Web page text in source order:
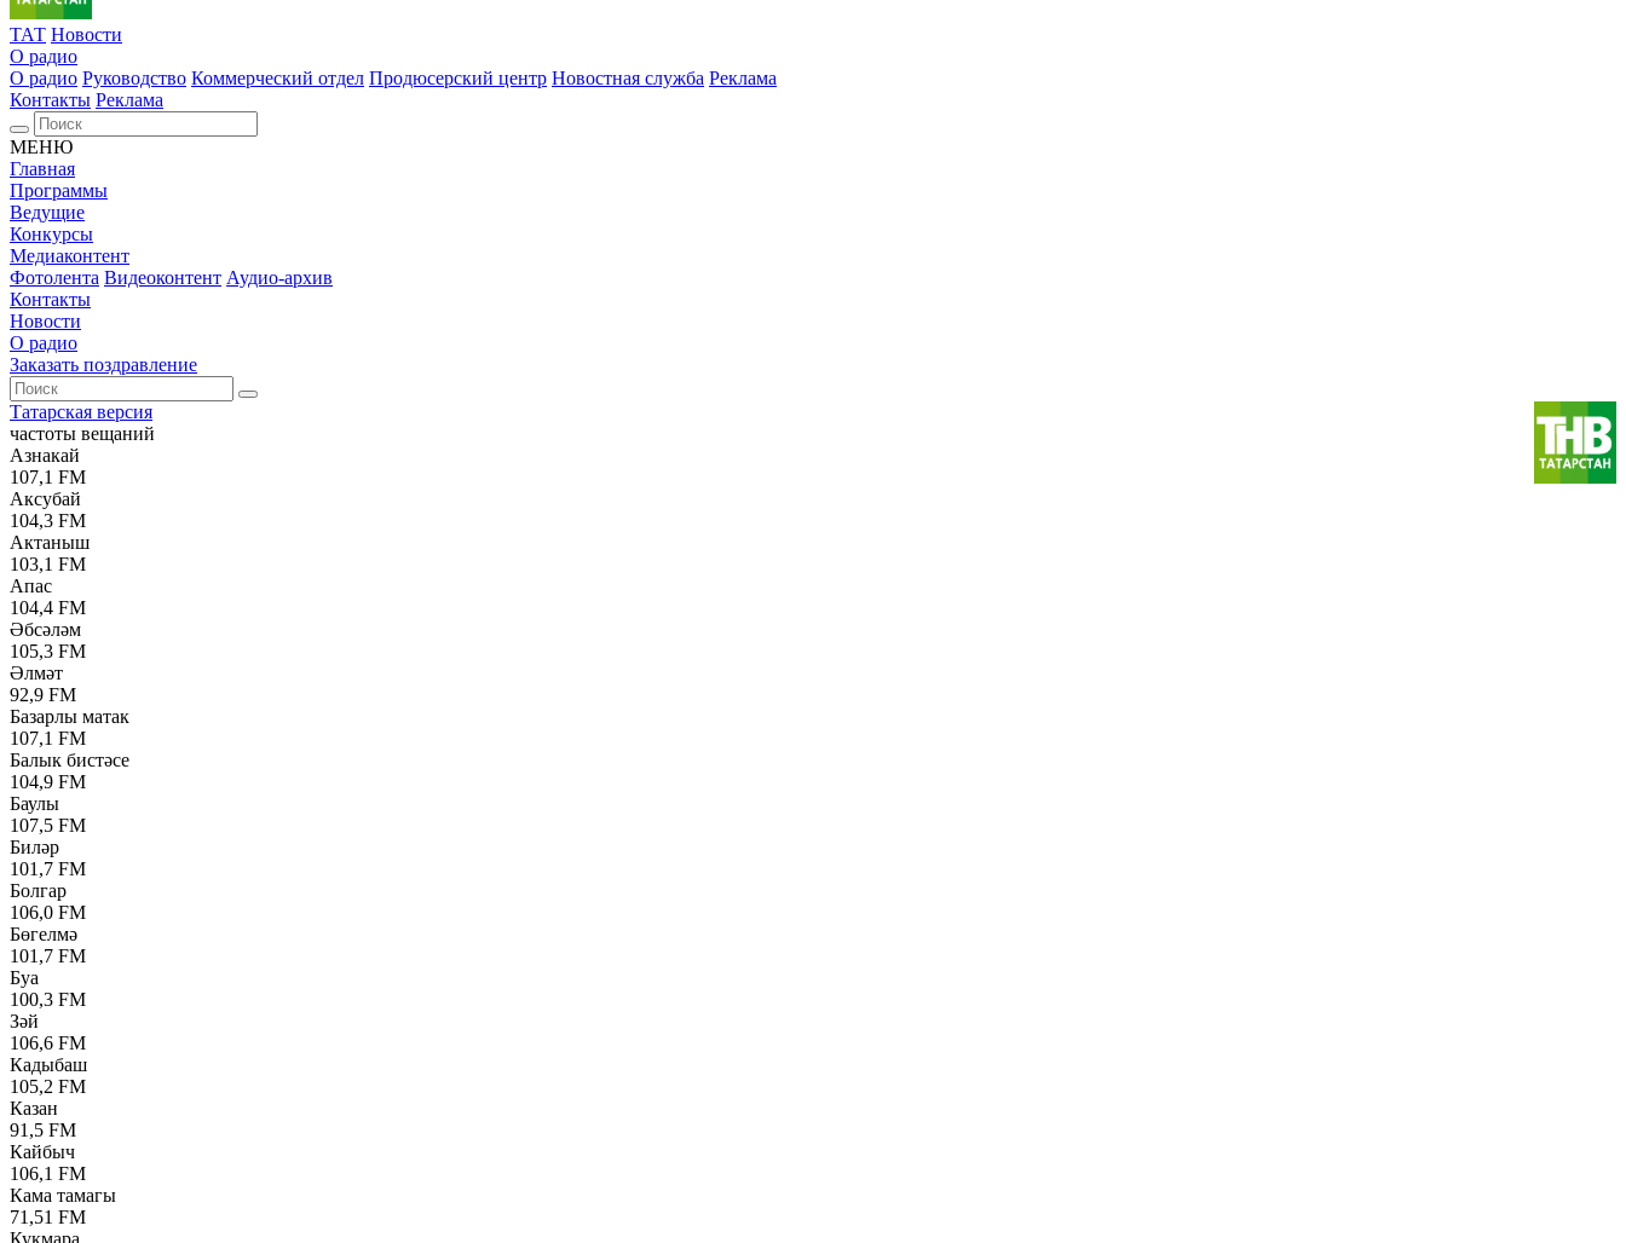
ТАТ Новости
О радио
О радио Руководство Коммерческий отдел Продюсерский центр Новостная служба Реклама
Контакты Реклама
МЕНЮ
Главная
Программы
Ведущие
Конкурсы
Медиаконтент
Фотолента Видеоконтент Аудио-архив
Контакты
Новости
О радио
Заказать поздравление
Татарская версия
частоты вещаний
Азнакай
107,1 FM
Аксубай
104,3 FM
Актаныш
103,1 FM
Апас
104,4 FM
Әбсәләм
105,3 FM
Әлмәт
92,9 FM
Базарлы матак
107,1 FM
Балык бистәсе
104,9 FM
Баулы
107,5 FM
Биләр
101,7 FM
Болгар
106,0 FM
Бөгелмә
101,7 FM
Буа
100,3 FM
Зәй
106,6 FM
Кадыбаш
105,2 FM
Казан
91,5 FM
Кайбыч
106,1 FM
Кама тамагы
71,51 FM
Кукмара